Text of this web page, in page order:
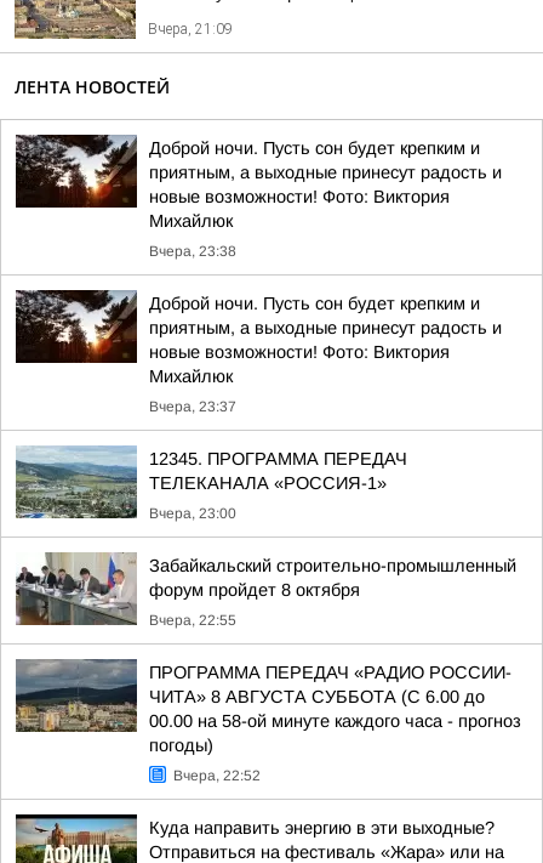
Вчера, 21:09
ЛЕНТА НОВОСТЕЙ
Доброй ночи. Пусть сон будет крепким и
приятным, а выходные принесут радость и
новые возможности! Фото: Виктория
Михайлюк
Вчера, 23:38
Доброй ночи. Пусть сон будет крепким и
приятным, а выходные принесут радость и
новые возможности! Фото: Виктория
Михайлюк
Вчера, 23:37
12345. ПРОГРАММА ПЕРЕДАЧ
ТЕЛЕКАНАЛА «РОССИЯ-1»
Вчера, 23:00
Забайкальский строительно-промышленный
форум пройдет 8 октября
Вчера, 22:55
ПРОГРАММА ПЕРЕДАЧ «РАДИО РОССИИ-
ЧИТА» 8 АВГУСТА СУББОТА (С 6.00 до
00.00 на 58-ой минуте каждого часа - прогноз
погоды)
Вчера, 22:52
Куда направить энергию в эти выходные?
Отправиться на фестиваль «Жара» или на